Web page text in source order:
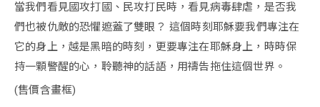
當我們看見國攻打國、民攻打民時，看見病毒肆虐，是否我
們也被仇敵的恐懼遮蓋了雙眼？ 這個時刻耶穌要我們專注在
它的身上，越是黑暗的時刻，更要專注在耶穌身上，時時保
持一顆警醒的心，聆聽神的話語，用禱告拖住這個世界。
(售價含畫框)